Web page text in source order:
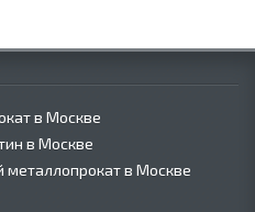
в Москве
в Москве
металлопрокат в Москве